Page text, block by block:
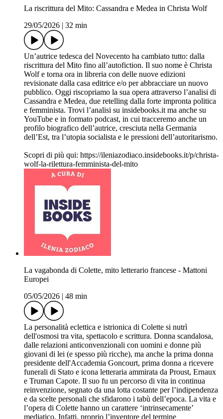
La riscrittura del Mito: Cassandra e Medea in Christa Wolf
29/05/2026
32 min
Un’autrice tedesca del Novecento ha cambiato tutto: dalla
riscrittura del Mito fino all’autofiction. Il suo nome è Christa
Wolf e torna ora in libreria con delle nuove edizioni
revisionate dalla casa editrice e/o per abbracciare un nuovo
pubblico. Oggi riscopriamo la sua opera attraverso l’analisi di
Cassandra e Medea, due retelling dalla forte impronta politica
e femminista. Trovi l’analisi su insidebooks.it ma anche su
YouTube e in formato podcast, in cui tracceremo anche un
profilo biografico dell’autrice, cresciuta nella Germania
dell’Est, tra l’utopia socialista e le pressioni dell’autoritarismo.
Scopri di più qui: https://ileniazodiaco.insidebooks.it/p/christa-
wolf-la-rilettura-femminista-del-mito
La vagabonda di Colette, mito letterario francese - Mattoni
Europei
05/05/2026
48 min
La personalità eclettica e istrionica di Colette si nutrì
dell'osmosi tra vita, spettacolo e scrittura. Donna scandalosa,
dalle relazioni anticonvenzionali con uomini e donne più
giovani di lei (e spesso più ricche), ma anche la prima donna
presidente dell'Accademia Goncourt, prima donna a ricevere
funerali di Stato e icona letteraria ammirata da Proust, Ernaux
e Truman Capote. Il suo fu un percorso di vita in continua
reinvenzione, segnato da una lotta costante per l’indipendenza
e da scelte personali che sfidarono i tabù dell’epoca. La vita e
l’opera di Colette hanno un carattere ‘intrinsecamente’
mediatico. Infatti, proprio l’inventore del termine